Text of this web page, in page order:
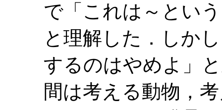
で「これは～とい
と理解した．しか
するのはやめよ」
間は考える動物，